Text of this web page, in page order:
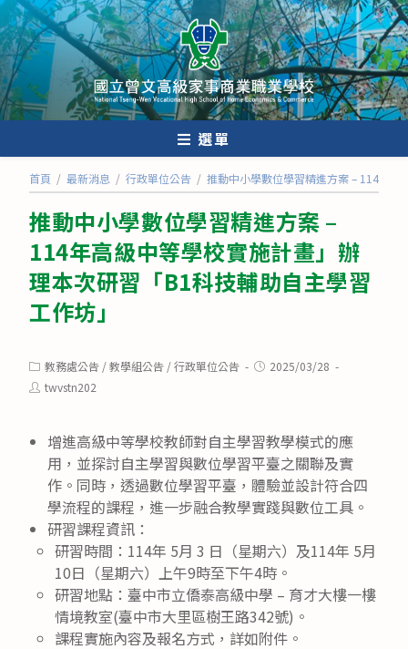
跳
轉
至
主
要
內
選單
首頁 / 最新消息 / 行政單位公告 / 推動中小學數位學習精進方案 – 114年
推動中小學數位學習精進方案 –
114年高級中等學校實施計畫」辦
理本次研習「B1科技輔助自主學習
工作坊」
Post
category:
教務處公告 /教學組公告 /行政單位公告
Post2025/03/28
Posttwvstn202
增進高級中等學校教師對自主學習教學模式的應
用，並探討自主學習與數位學習平臺之關聯及實
作。同時，透過數位學習平臺，體驗並設計符合四
學流程的課程，進一步融合教學實踐與數位工具。
研習課程資訊：
研習時間：114年 5月 3 日（星期六）及114年 5月
10日（星期六）上午9時至下午4時。
研習地點：臺中市立僑泰高級中學 – 育才大樓一樓
情境教室(臺中市大里區樹王路342號)。
課程實施內容及報名方式，詳如附件。